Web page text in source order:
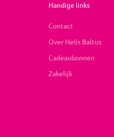
Handige links
Contact
Over Nelis Baltus
Cadeaubonnen
Zakelijk